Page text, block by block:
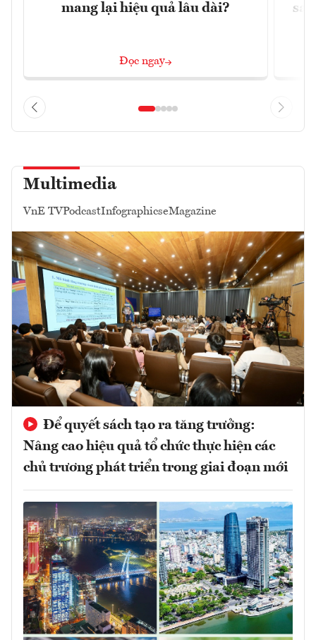
mang lại hiệu quả lâu dài?
Đọc ngay
Multimedia
VnE TVPodcastInfographicseMagazine
Để quyết sách tạo ra tăng trưởng:
Nâng cao hiệu quả tổ chức thực hiện các
chủ trương phát triển trong giai đoạn mới